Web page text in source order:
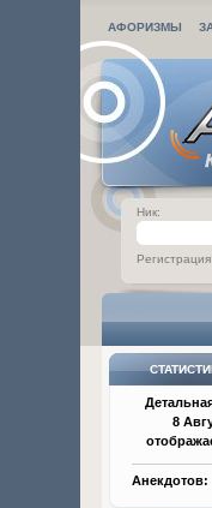
АФОРИЗМЫ
Ник:
Регистрация
8
Анекдотов: